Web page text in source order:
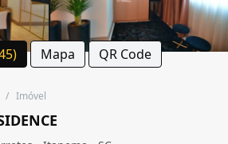
Mapa QR Code
/ Imóvel